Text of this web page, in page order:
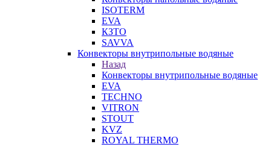
ISOTERM
EVA
КЗТО
SAVVA
Конвекторы внутрипольные водяные
Назад
Конвекторы внутрипольные водяные
EVA
TECHNO
VITRON
STOUT
KVZ
ROYAL THERMO